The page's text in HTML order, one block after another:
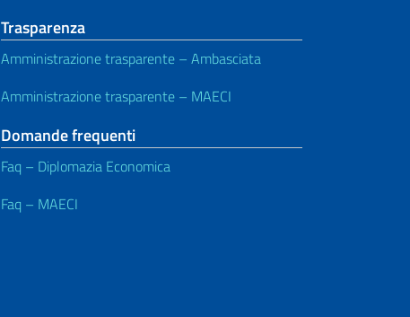
Trasparenza
Amministrazione trasparente – Ambasciata
Amministrazione trasparente – MAECI
Domande frequenti
Faq – Diplomazia Economica
Faq – MAECI